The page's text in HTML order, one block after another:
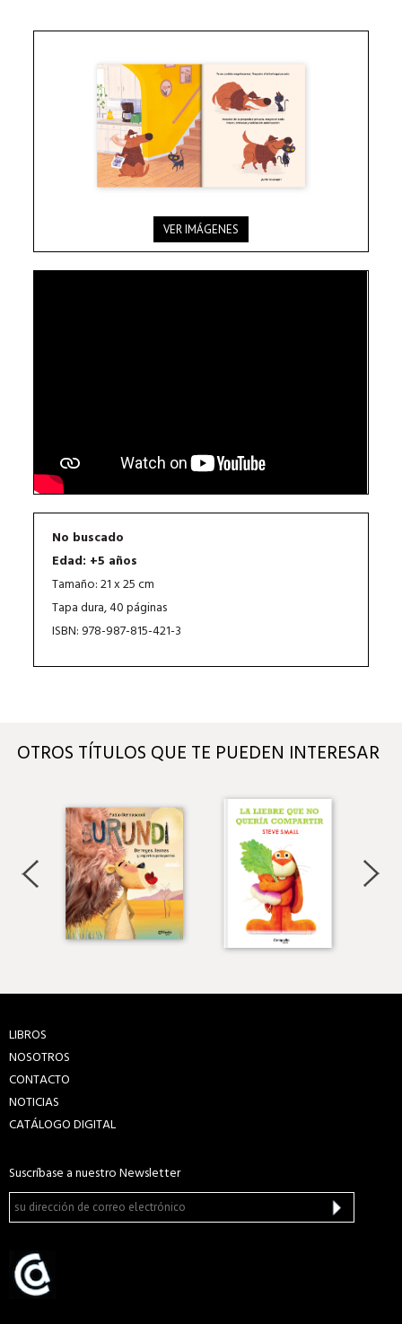
VER IMÁGENES
No buscado
Edad: +5 años
Tamaño: 21 x 25 cm
Tapa dura, 40 páginas
ISBN: 978-987-815-421-3
OTROS TÍTULOS QUE TE PUEDEN INTERESAR
LIBROS
NOSOTROS
CONTACTO
NOTICIAS
CATÁLOGO DIGITAL
Suscríbase a nuestro Newsletter